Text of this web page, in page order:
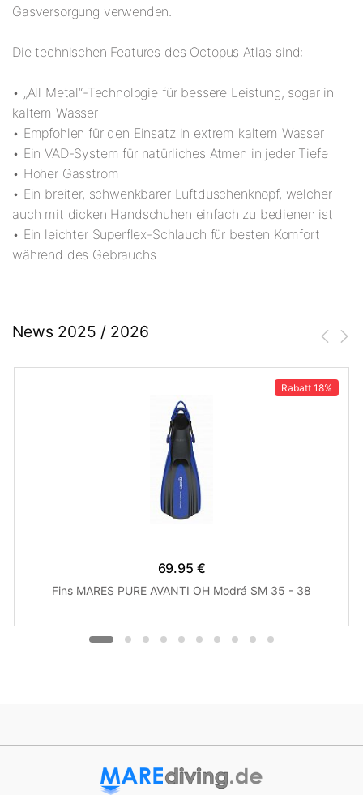
Gasversorgung verwenden.
Die technischen Features des Octopus Atlas sind:
• „All Metal“-Technologie für bessere Leistung, sogar in
kaltem Wasser
• Empfohlen für den Einsatz in extrem kaltem Wasser
• Ein VAD-System für natürliches Atmen in jeder Tiefe
• Hoher Gasstrom
• Ein breiter, schwenkbarer Luftduschenknopf, welcher
auch mit dicken Handschuhen einfach zu bedienen ist
• Ein leichter Superflex-Schlauch für besten Komfort
während des Gebrauchs
News 2025 / 2026
Rabatt 18%
69.95 €
Fins MARES PURE AVANTI OH Modrá SM 35 - 38